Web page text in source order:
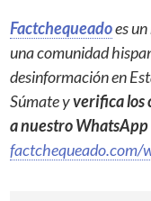
Factchequeadoes
una comunidad
desinformación en
Súmate yverifica los
a nuestro WhatsApp
factchequeado.com/